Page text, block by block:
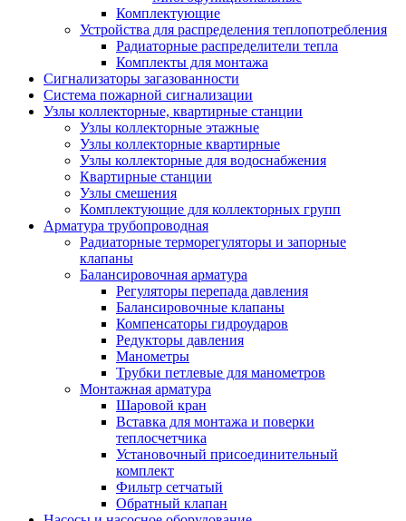
Комплектующие
Устройства для распределения теплопотребления
Радиаторные распределители тепла
Комплекты для монтажа
Сигнализаторы загазованности
Система пожарной сигнализации
Узлы коллекторные, квартирные станции
Узлы коллекторные этажные
Узлы коллекторные квартирные
Узлы коллекторные для водоснабжения
Квартирные станции
Узлы смешения
Комплектующие для коллекторных групп
Арматура трубопроводная
Радиаторные терморегуляторы и запорные
клапаны
Балансировочная арматура
Регуляторы перепада давления
Балансировочные клапаны
Компенсаторы гидроударов
Редукторы давления
Манометры
Трубки петлевые для манометров
Монтажная арматура
Шаровой кран
Вставка для монтажа и поверки
теплосчетчика
Установочный присоединительный
комплект
Фильтр сетчатый
Обратный клапан